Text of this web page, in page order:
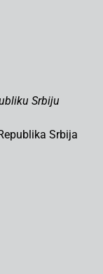
Srbiju
Srbija